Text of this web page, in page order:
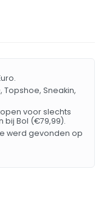
Topshoe, Sneakin,
voor slechts
bij Bol (€79,99).
werd gevonden op